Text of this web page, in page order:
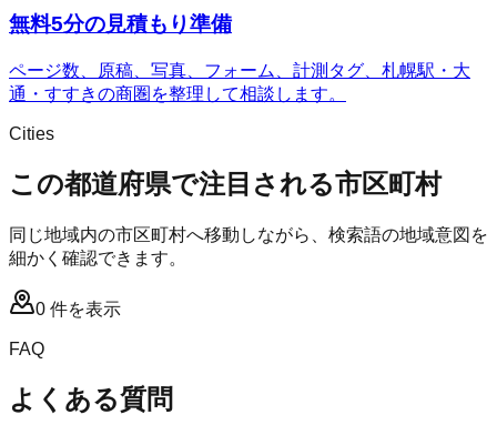
無料5分の見積もり準備
ページ数、原稿、写真、フォーム、計測タグ、札幌駅・大
通・すすきの商圏を整理して相談します。
Cities
この都道府県で注目される市区町村
同じ地域内の市区町村へ移動しながら、検索語の地域意図を
細かく確認できます。
0 件を表示
FAQ
よくある質問